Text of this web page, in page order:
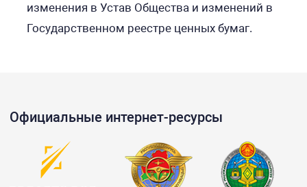
изменения в Устав Общества и изменений в
Государственном реестре ценных бумаг.
Официальные интернет-ресурсы